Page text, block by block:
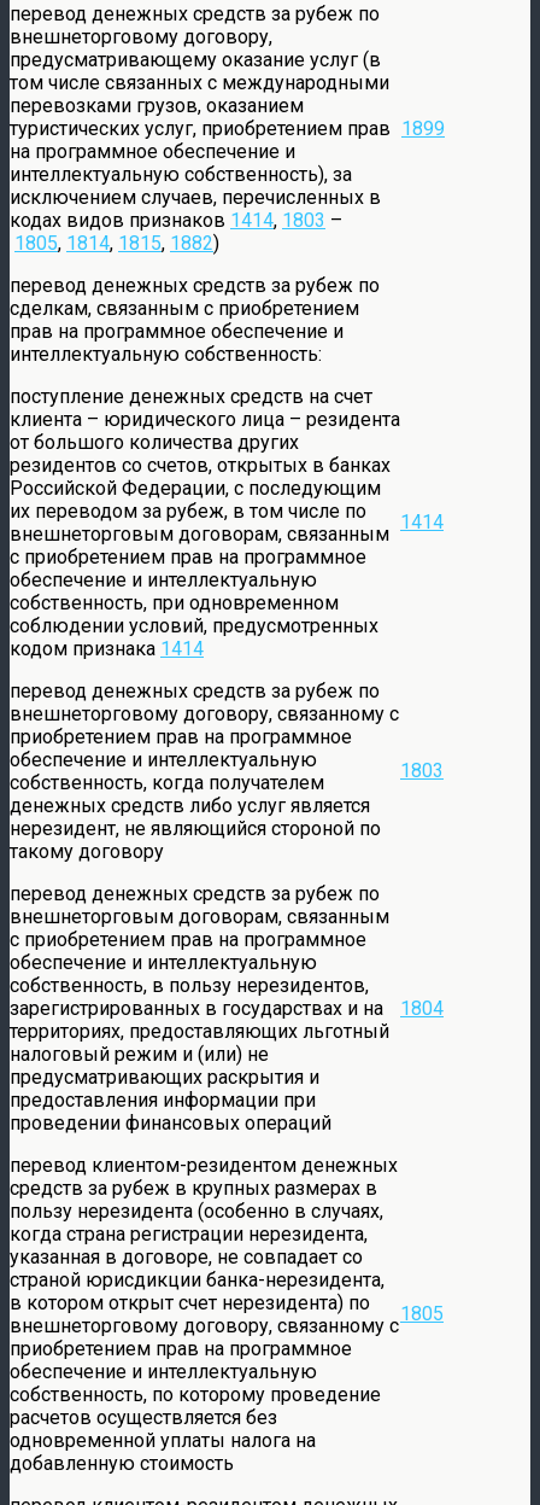
перевод денежных средств за рубеж по
внешнеторговому договору,
предусматривающему оказание услуг (в
том числе связанных с международными
перевозками грузов, оказанием
туристических услуг, приобретением прав
на программное обеспечение и
интеллектуальную собственность), за
исключением случаев, перечисленных в
кодах видов признаков 1414, 1803 –
1805, 1814, 1815, 1882)
1899
перевод денежных средств за рубеж по
сделкам, связанным с приобретением
прав на программное обеспечение и
интеллектуальную собственность:
поступление денежных средств на счет
клиента – юридического лица – резидента
от большого количества других
резидентов со счетов, открытых в банках
Российской Федерации, с последующим
их переводом за рубеж, в том числе по
внешнеторговым договорам, связанным
с приобретением прав на программное
обеспечение и интеллектуальную
собственность, при одновременном
соблюдении условий, предусмотренных
кодом признака 1414
1414
перевод денежных средств за рубеж по
внешнеторговому договору, связанному с
приобретением прав на программное
обеспечение и интеллектуальную
собственность, когда получателем
денежных средств либо услуг является
нерезидент, не являющийся стороной по
такому договору
1803
перевод денежных средств за рубеж по
внешнеторговым договорам, связанным
с приобретением прав на программное
обеспечение и интеллектуальную
собственность, в пользу нерезидентов,
зарегистрированных в государствах и на
территориях, предоставляющих льготный
налоговый режим и (или) не
предусматривающих раскрытия и
предоставления информации при
проведении финансовых операций
1804
перевод клиентом-резидентом денежных
средств за рубеж в крупных размерах в
пользу нерезидента (особенно в случаях,
когда страна регистрации нерезидента,
указанная в договоре, не совпадает со
страной юрисдикции банка-нерезидента,
в котором открыт счет нерезидента) по
внешнеторговому договору, связанному с
приобретением прав на программное
обеспечение и интеллектуальную
собственность, по которому проведение
расчетов осуществляется без
одновременной уплаты налога на
добавленную стоимость
1805